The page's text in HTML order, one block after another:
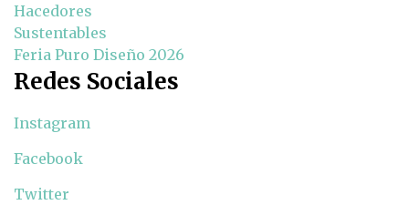
Hacedores
Sustentables
Feria Puro Diseño 2026
Redes Sociales
Instagram
Facebook
Twitter